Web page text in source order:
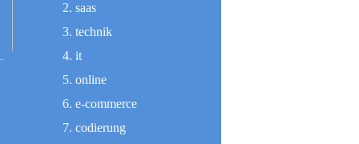
saas
technik
it
online
e-commerce
codierung